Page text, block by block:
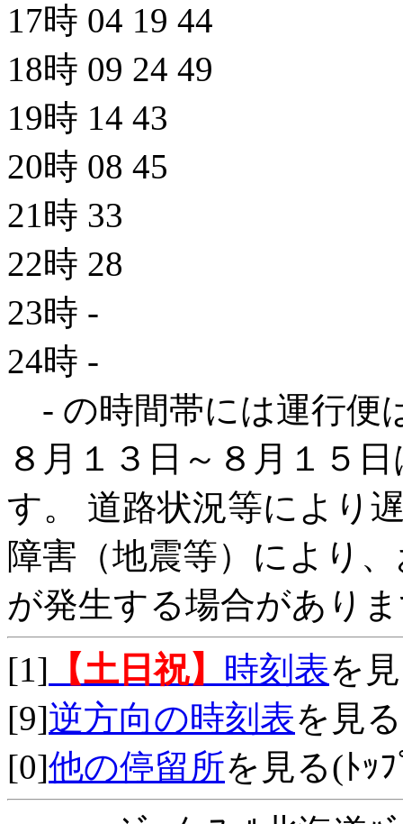
17時 04 19 44
18時 09 24 49
19時 14 43
20時 08 45
21時 33
22時 28
23時 -
24時 -
- の時間帯には運行便
８月１３日～８月１５
す。 道路状況等により
障害（地震等）により
が発生する場合があり
[1] 【土日祝】 時刻表を
[9]逆方向の時刻表を見る
[0]他の停留所を見る(ﾄｯ